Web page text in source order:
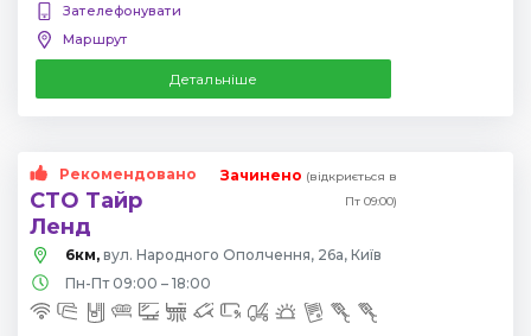
Зателефонувати
Маршрут
Детальніше
Рекомендовано
СТО Тайр
Ленд
Зачинено (відкриється в
Пт 09:00)
6км, вул. Народного Ополчення, 26а, Київ
Пн-Пт 09:00 – 18:00